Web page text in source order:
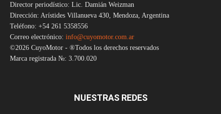
Director periodístico: Lic. Damián Weizman
Dirección: Arístides Villanueva 430, Mendoza, Argentina
Teléfono: +54 261 5358556
Correo electrónico: info@cuyomotor.com.ar
©2026 CuyoMotor - ®Todos los derechos reservados
Marca registrada №: 3.700.020
NUESTRAS REDES